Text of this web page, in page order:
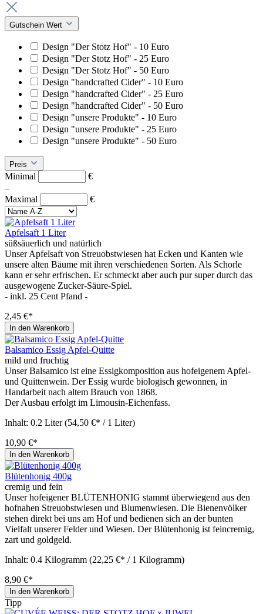
Gutschein Wert
Design "Der Stotz Hof" - 10 Euro
Design "Der Stotz Hof" - 25 Euro
Design "Der Stotz Hof" - 50 Euro
Design "handcrafted Cider" - 10 Euro
Design "handcrafted Cider" - 25 Euro
Design "handcrafted Cider" - 50 Euro
Design "unsere Produkte" - 10 Euro
Design "unsere Produkte" - 25 Euro
Design "unsere Produkte" - 50 Euro
Preis
Minimal
€
–
Maximal
€
Apfelsaft 1 Liter
süßsäuerlich und natürlich
Unser Apfelsaft von Streuobstwiesen hat Ecken und Kanten wie
unsere alten Bäume mit ihren verschiedenen Sorten. Als Schorle
kann er sehr erfrischen. Er schmeckt aber auch pur super durch das
ausgewogene Zucker-Säure-Spiel.
- inkl. 25 Cent Pfand -
2,45 €*
In den Warenkorb
Balsamico Essig Apfel-Quitte
mild und fruchtig
Unser Balsamico ist eine Essigkomposition aus hofeigenem Apfel-
und Quittenwein. Der Essig wurde biologisch gewonnen, in
Handarbeit nach altem Brauch von 1868.
Der Ausbau erfolgt im Limousin-Eichenfass.
Inhalt: 0.2 Liter(54,50 €* / 1 Liter)
10,90 €*
In den Warenkorb
Blütenhonig 400g
cremig und fein
Unser hofeigener BLÜTENHONIG stammt überwiegend aus den
hofnahen Streuobstwiesen und Blumenwiesen. Die Bienenvölker
stehen direkt bei uns am Hof und bedienen sich an der bunten
Vielfalt unserer Felder und Wiesen. Der Blütenhonig ist feincremig,
zart und goldgeld.
Inhalt: 0.4 Kilogramm (22,25 €* / 1 Kilogramm)
8,90 €*
In den Warenkorb
Tipp